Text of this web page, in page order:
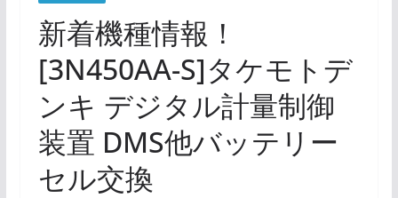
新着機種情報！
[3N450AA-S]タケモトデ
ンキ デジタル計量制御
装置 DMS他バッテリー
セル交換